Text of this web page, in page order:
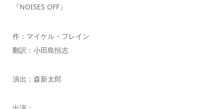
『NOISES OFF』
作：マイケル・フレイン
翻訳：⼩⽥島恒志
演出：森新太郎